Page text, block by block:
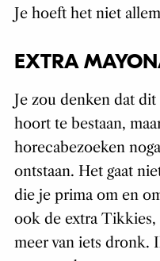
Je hoeft het niet
EXTRA
Je zou denken dat
hoort te bestaan,
horecabezoeken
ontstaan. Het gaat
die je prima om en
ook de extra Tikkies,
meer van iets dronk.